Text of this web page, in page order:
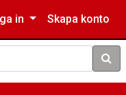
in Skapa konto
Sök